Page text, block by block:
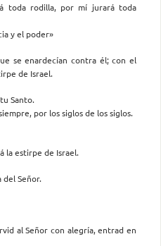
toda rodilla, por mí jurará toda
y el poder»
se enardecían contra él; con el
de Israel.
Santo.
por los siglos de los siglos.
la estirpe de Israel.
del Señor.
al Señor con alegría, entrad en